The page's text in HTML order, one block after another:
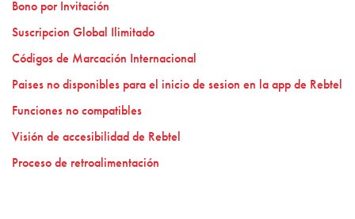
Bono por Invitación
Suscripcion Global Ilimitado
Códigos de Marcación Internacional
Paises no disponibles para el inicio de sesion en la app de Rebtel
Funciones no compatibles
Visión de accesibilidad de Rebtel
Proceso de retroalimentación